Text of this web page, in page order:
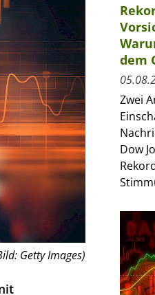
Getty Images)
dem
Zwei
Dow